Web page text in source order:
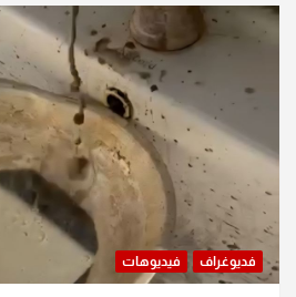
فديوغراف فيديوهات